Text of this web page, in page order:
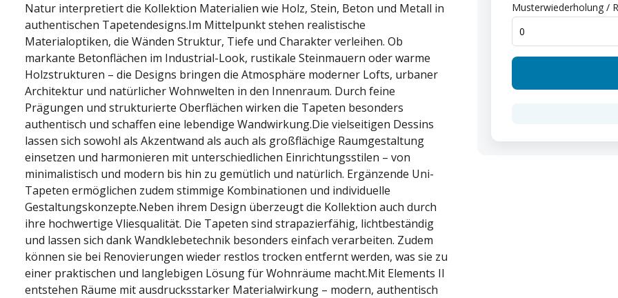
Natur interpretiert die Kollektion Materialien wie Holz, Stein, Beton und Metall in
authentischen Tapetendesigns.Im Mittelpunkt stehen realistische
Materialoptiken, die Wänden Struktur, Tiefe und Charakter verleihen. Ob
markante Betonflächen im Industrial-Look, rustikale Steinmauern oder warme
Holzstrukturen – die Designs bringen die Atmosphäre moderner Lofts, urbaner
Architektur und natürlicher Wohnwelten in den Innenraum. Durch feine
Prägungen und strukturierte Oberflächen wirken die Tapeten besonders
authentisch und schaffen eine lebendige Wandwirkung.Die vielseitigen Dessins
lassen sich sowohl als Akzentwand als auch als großflächige Raumgestaltung
einsetzen und harmonieren mit unterschiedlichen Einrichtungsstilen – von
minimalistisch und modern bis hin zu gemütlich und natürlich. Ergänzende Uni-
Tapeten ermöglichen zudem stimmige Kombinationen und individuelle
Gestaltungskonzepte.Neben ihrem Design überzeugt die Kollektion auch durch
ihre hochwertige Vliesqualität. Die Tapeten sind strapazierfähig, lichtbeständig
und lassen sich dank Wandklebetechnik besonders einfach verarbeiten. Zudem
können sie bei Renovierungen wieder restlos trocken entfernt werden, was sie zu
einer praktischen und langlebigen Lösung für Wohnräume macht.Mit Elements II
entstehen Räume mit ausdrucksstarker Materialwirkung – modern, authentisch
Musterwiederholung /